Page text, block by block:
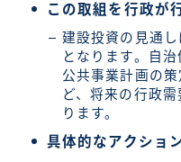
この取組を行政が
建設投資の見通
となります。自
公共事業計画の
ど、将来の行政
ります。
具体的なアクショ